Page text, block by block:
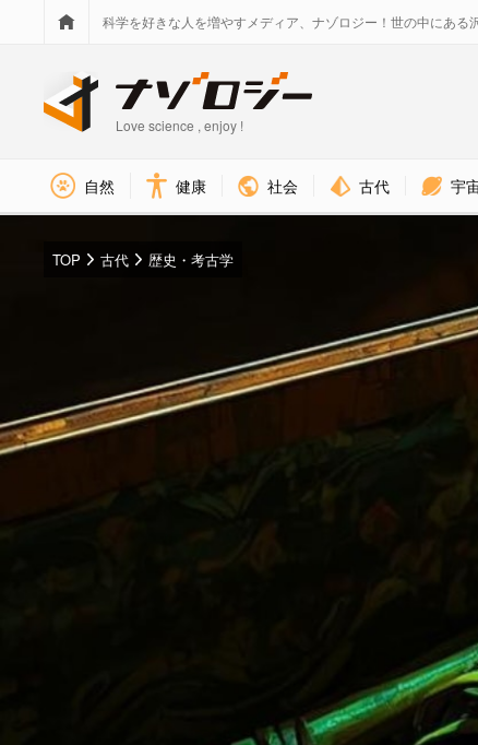
科学を好きな人を増やすメディア、ナゾロジー！世の中にある
Love science , enjoy !
自然 健康 社会 古代 宇
TOP 古代 歴史・考古学